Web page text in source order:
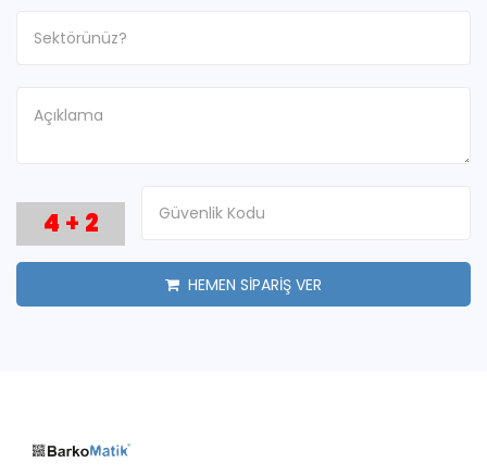
4 + 2
HEMEN SİPARİŞ VER